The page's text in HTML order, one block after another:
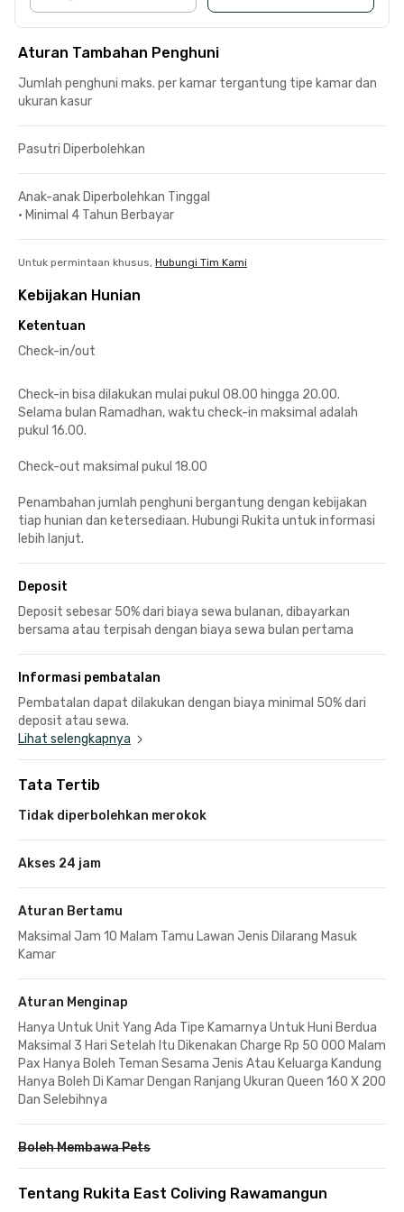
Aturan Tambahan Penghuni
Jumlah penghuni maks. per kamar tergantung tipe kamar dan
ukuran kasur
Pasutri Diperbolehkan
Anak-anak Diperbolehkan Tinggal
• Minimal 4 Tahun Berbayar
Untuk permintaan khusus, Hubungi Tim Kami
Kebijakan Hunian
Ketentuan
Check-in/out
Check-in bisa dilakukan mulai pukul 08.00 hingga 20.00.
Selama bulan Ramadhan, waktu check-in maksimal adalah
pukul 16.00.
Check-out maksimal pukul 18.00
Penambahan jumlah penghuni bergantung dengan kebijakan
tiap hunian dan ketersediaan. Hubungi Rukita untuk informasi
lebih lanjut.
Deposit
Deposit sebesar 50% dari biaya sewa bulanan, dibayarkan
bersama atau terpisah dengan biaya sewa bulan pertama
Informasi pembatalan
Pembatalan dapat dilakukan dengan biaya minimal 50% dari
deposit atau sewa.
Lihat selengkapnya
Tata Tertib
Tidak diperbolehkan merokok
Akses 24 jam
Aturan Bertamu
Maksimal Jam 10 Malam Tamu Lawan Jenis Dilarang Masuk
Kamar
Aturan Menginap
Hanya Untuk Unit Yang Ada Tipe Kamarnya Untuk Huni Berdua
Maksimal 3 Hari Setelah Itu Dikenakan Charge Rp 50 000 Malam
Pax Hanya Boleh Teman Sesama Jenis Atau Keluarga Kandung
Hanya Boleh Di Kamar Dengan Ranjang Ukuran Queen 160 X 200
Dan Selebihnya
Boleh Membawa Pets
Tentang Rukita East Coliving Rawamangun